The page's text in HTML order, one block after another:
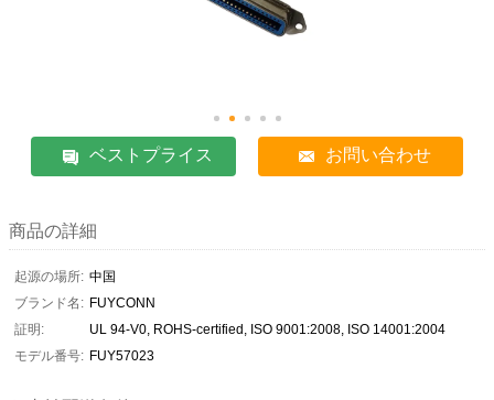
ベストプライス お問い合わせ
商品の詳細
起源の場所: 中国
ブランド名: FUYCONN
証明:
UL 94-V0, ROHS-certified, ISO 9001:2008, ISO 14001:2004
モデル番号: FUY57023